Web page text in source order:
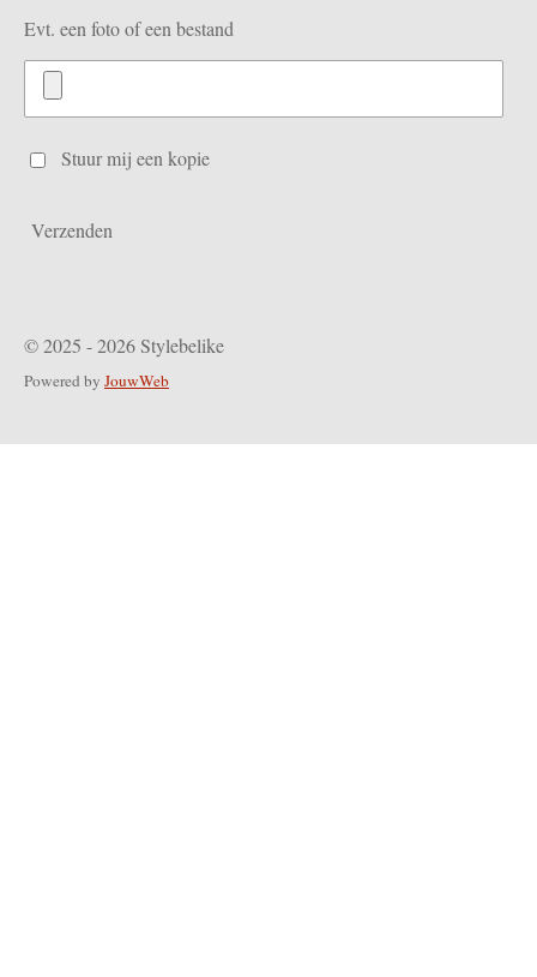
Evt. een foto of een bestand
Stuur mij een kopie
Verzenden
© 2025 - 2026 Stylebelike
Powered by JouwWeb